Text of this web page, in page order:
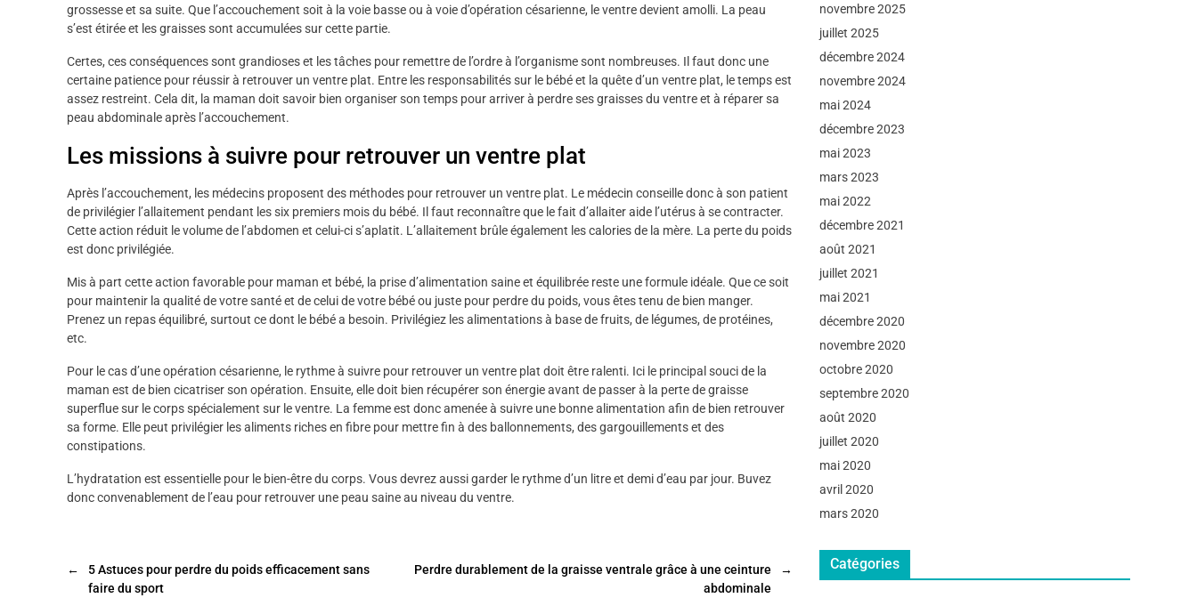
grossesse et sa suite. Que l’accouchement soit à la voie basse ou à voie d’opération césarienne, le ventre devient amolli. La peau
s’est étirée et les graisses sont accumulées sur cette partie.
Certes, ces conséquences sont grandioses et les tâches pour remettre de l’ordre à l’organisme sont nombreuses. Il faut donc une
certaine patience pour réussir à retrouver un ventre plat. Entre les responsabilités sur le bébé et la quête d’un ventre plat, le temps est
assez restreint. Cela dit, la maman doit savoir bien organiser son temps pour arriver à perdre ses graisses du ventre et à réparer sa
peau abdominale après l’accouchement.
Les missions à suivre pour retrouver un ventre plat
Après l’accouchement, les médecins proposent des méthodes pour retrouver un ventre plat. Le médecin conseille donc à son patient
de privilégier l’allaitement pendant les six premiers mois du bébé. Il faut reconnaître que le fait d’allaiter aide l’utérus à se contracter.
Cette action réduit le volume de l’abdomen et celui-ci s’aplatit. L’allaitement brûle également les calories de la mère. La perte du poids
est donc privilégiée.
Mis à part cette action favorable pour maman et bébé, la prise d’alimentation saine et équilibrée reste une formule idéale. Que ce soit
pour maintenir la qualité de votre santé et de celui de votre bébé ou juste pour perdre du poids, vous êtes tenu de bien manger.
Prenez un repas équilibré, surtout ce dont le bébé a besoin. Privilégiez les alimentations à base de fruits, de légumes, de protéines,
etc.
Pour le cas d’une opération césarienne, le rythme à suivre pour retrouver un ventre plat doit être ralenti. Ici le principal souci de la
maman est de bien cicatriser son opération. Ensuite, elle doit bien récupérer son énergie avant de passer à la perte de graisse
superflue sur le corps spécialement sur le ventre. La femme est donc amenée à suivre une bonne alimentation afin de bien retrouver
sa forme. Elle peut privilégier les aliments riches en fibre pour mettre fin à des ballonnements, des gargouillements et des
constipations.
L’hydratation est essentielle pour le bien-être du corps. Vous devrez aussi garder le rythme d’un litre et demi d’eau par jour. Buvez
donc convenablement de l’eau pour retrouver une peau saine au niveau du ventre.
←
5 Astuces pour perdre du poids efficacement sans
faire du sport
→
Perdre durablement de la graisse ventrale grâce à une ceinture
abdominale
novembre 2025
juillet 2025
décembre 2024
novembre 2024
mai 2024
décembre 2023
mai 2023
mars 2023
mai 2022
décembre 2021
août 2021
juillet 2021
mai 2021
décembre 2020
novembre 2020
octobre 2020
septembre 2020
août 2020
juillet 2020
mai 2020
avril 2020
mars 2020
Catégories